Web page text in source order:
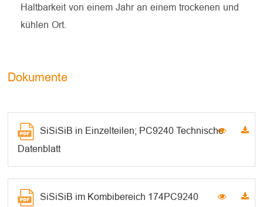
Haltbarkeit von einem Jahr an einem trockenen und
kühlen Ort.
Dokumente
SiSiSiB in Einzelteilen; PC9240 Technische
Datenblatt
SiSiSiB im Kombibereich 174PC9240